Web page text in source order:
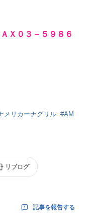
Ｘ０３－５９８６
メリカーナグリル #AM
リブログ
記事を報告する